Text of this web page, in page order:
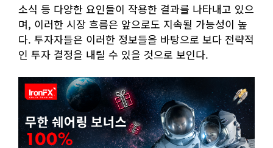
소식 등 다양한 요인들이 작용한 결과를 나타내고 있으
며, 이러한 시장 흐름은 앞으로도 지속될 가능성이 높
다. 투자자들은 이러한 정보들을 바탕으로 보다 전략적
인 투자 결정을 내릴 수 있을 것으로 보인다.